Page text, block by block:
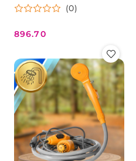
patio reduktor kamienie
MultiGarden
(0)
Cena:
896.70